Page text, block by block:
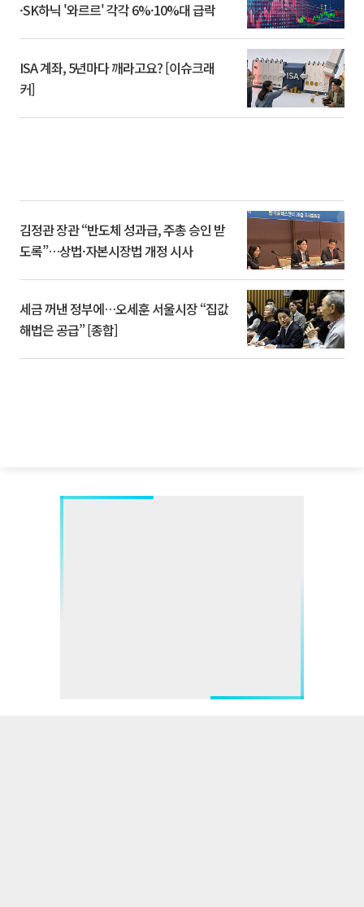
·SK하닉 '와르르' 각각 6%·10%대 급락
ISA 계좌, 5년마다 깨라고요? [이슈크래
커]
김정관 장관 “반도체 성과급, 주총 승인 받
도록”…상법·자본시장법 개정 시사
세금 꺼낸 정부에…오세훈 서울시장 “집값
해법은 공급” [종합]